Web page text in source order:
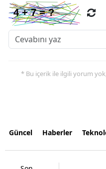
* Bu içerik ile ilgili yorum
Güncel Haberler